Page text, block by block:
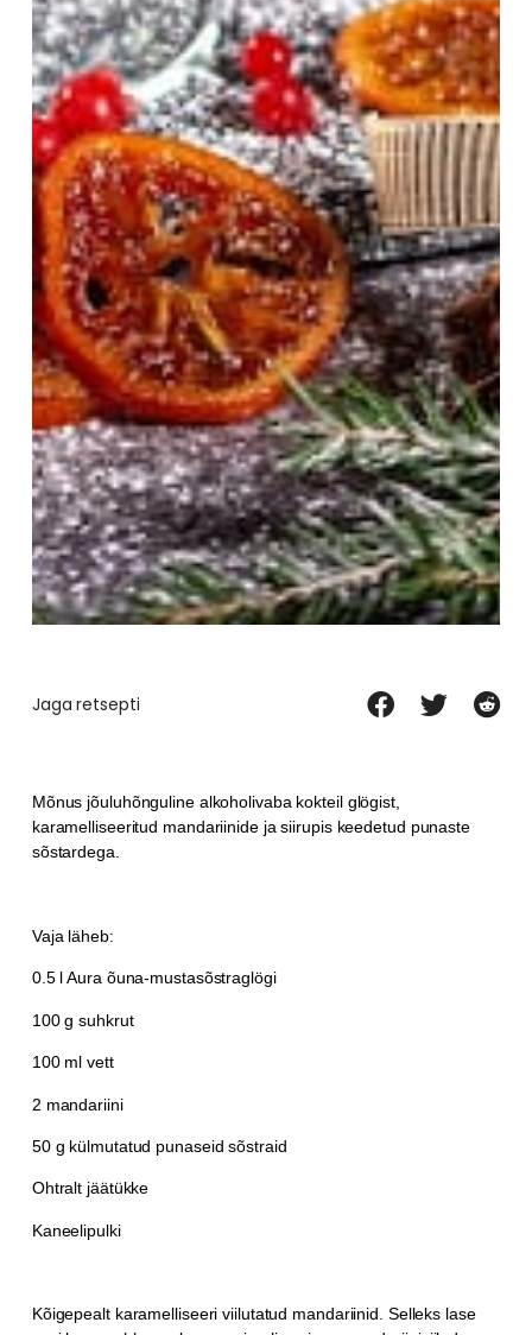
Jaga retsepti
Mõnus jõuluhõnguline alkoholivaba kokteil glögist,
karamelliseeritud mandariinide ja siirupis keedetud punaste
sõstardega.
Vaja läheb:
0.5 l Aura õuna-mustasõstraglögi
100 g suhkrut
100 ml vett
2 mandariini
50 g külmutatud punaseid sõstraid
Ohtralt jäätükke
Kaneelipulki
Kõigepealt karamelliseeri viilutatud mandariinid. Selleks lase